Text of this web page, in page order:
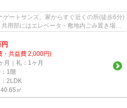
ートサンズ。家からすぐ近くの所(徒歩6分)
用部にはエレベータ・敷地内ごみ置き場な
円
・共益費 2,000円)
月｜礼：1ヶ月
1階
2LDK
㎡